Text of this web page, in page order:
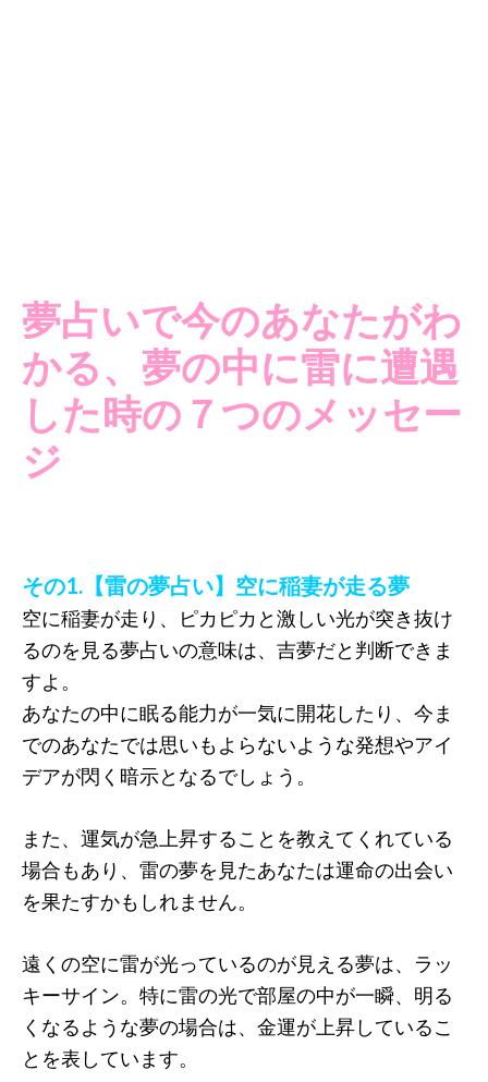
夢占いで今のあなたがわ
かる、夢の中に雷に遭遇
した時の７つのメッセー
ジ
その1.【雷の夢占い】空に稲妻が走る夢
空に稲妻が走り、ピカピカと激しい光が突き抜け
るのを見る夢占いの意味は、吉夢だと判断できま
すよ。
あなたの中に眠る能力が一気に開花したり、今ま
でのあなたでは思いもよらないような発想やアイ
デアが閃く暗示となるでしょう。
また、運気が急上昇することを教えてくれている
場合もあり、雷の夢を見たあなたは運命の出会い
を果たすかもしれません。
遠くの空に雷が光っているのが見える夢は、ラッ
キーサイン。特に雷の光で部屋の中が一瞬、明る
くなるような夢の場合は、金運が上昇しているこ
とを表しています。